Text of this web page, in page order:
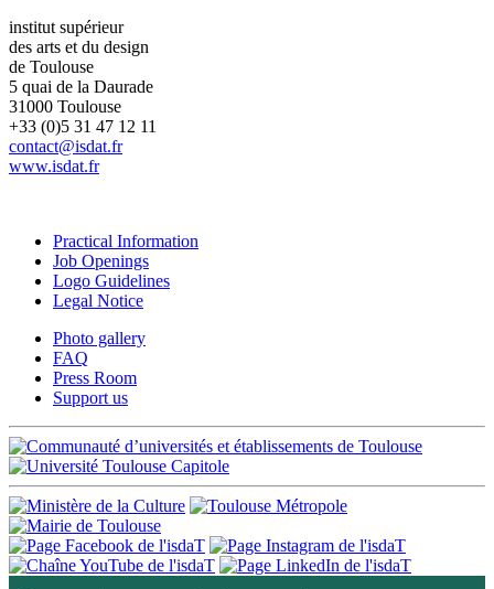
institut supérieur
des arts et du design
de Toulouse
5 quai de la Daurade
31000 Toulouse
+33 (0)5 31 47 12 11
contact@isdat.fr
www.isdat.fr
Practical Information
Job Openings
Logo Guidelines
Legal Notice
Photo gallery
FAQ
Press Room
Support us